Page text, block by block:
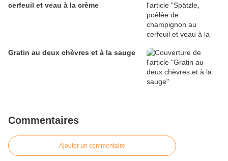
cerfeuil et veau à la crème
Gratin au deux chèvres et à la sauge
Commentaires
Ajouter un commentaire